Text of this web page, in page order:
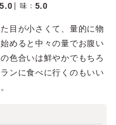
5.0 味 ： 5.0
目が小さくて、量的に物
めると中々の量でお腹い
色合いは鮮やかでもちろ
ンに食べに行くのもいい